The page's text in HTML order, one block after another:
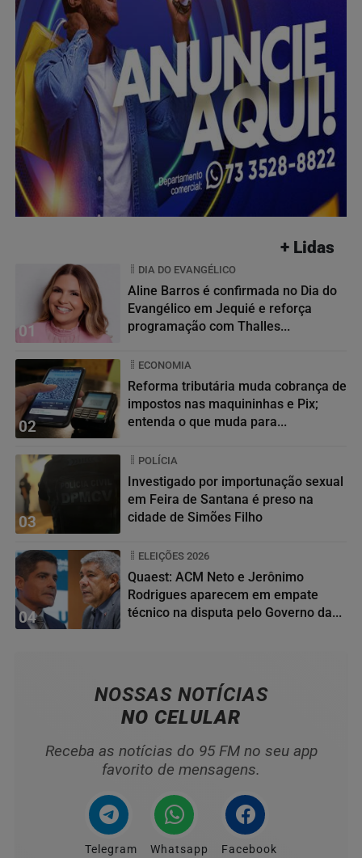
+ Lidas
01
DIA DO EVANGÉLICO
Aline Barros é confirmada no Dia do
Evangélico em Jequié e reforça
programação com Thalles...
02
ECONOMIA
Reforma tributária muda cobrança de
impostos nas maquininhas e Pix;
entenda o que muda para...
03
POLÍCIA
Investigado por importunação sexual
em Feira de Santana é preso na
cidade de Simões Filho
04
ELEIÇÕES 2026
Quaest: ACM Neto e Jerônimo
Rodrigues aparecem em empate
técnico na disputa pelo Governo da...
NOSSAS NOTÍCIAS
NO CELULAR
Receba as notícias do 95 FM no seu app
favorito de mensagens.
Telegram Whatsapp Facebook